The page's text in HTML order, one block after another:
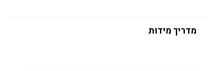
מדריך מידות